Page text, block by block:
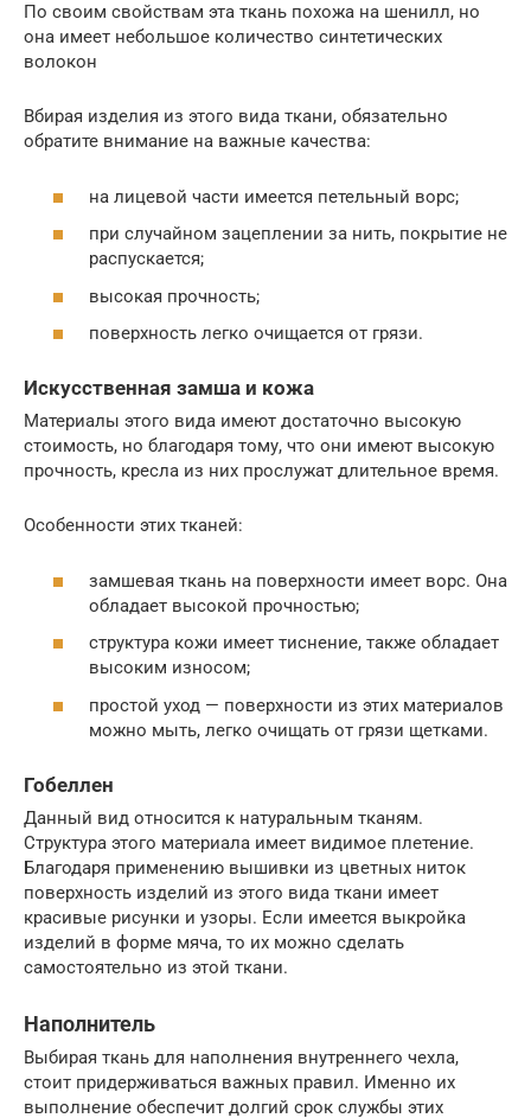
По своим свойствам эта ткань похожа на шенилл, но
она имеет небольшое количество синтетических
волокон
Вбирая изделия из этого вида ткани, обязательно
обратите внимание на важные качества:
на лицевой части имеется петельный ворс;
при случайном зацеплении за нить, покрытие не
распускается;
высокая прочность;
поверхность легко очищается от грязи.
Искусственная замша и кожа
Материалы этого вида имеют достаточно высокую
стоимость, но благодаря тому, что они имеют высокую
прочность, кресла из них прослужат длительное время.
Особенности этих тканей:
замшевая ткань на поверхности имеет ворс. Она
обладает высокой прочностью;
структура кожи имеет тиснение, также обладает
высоким износом;
простой уход — поверхности из этих материалов
можно мыть, легко очищать от грязи щетками.
Гобеллен
Данный вид относится к натуральным тканям.
Структура этого материала имеет видимое плетение.
Благодаря применению вышивки из цветных ниток
поверхность изделий из этого вида ткани имеет
красивые рисунки и узоры. Если имеется выкройка
изделий в форме мяча, то их можно сделать
самостоятельно из этой ткани.
Наполнитель
Выбирая ткань для наполнения внутреннего чехла,
стоит придерживаться важных правил. Именно их
выполнение обеспечит долгий срок службы этих